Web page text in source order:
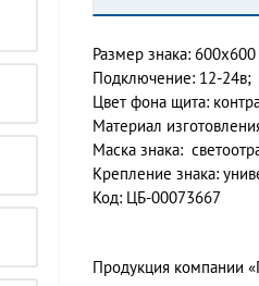
Размер знака:
Подключение: 12-24в;
Цвет фона щита:
Материал
Маска знака:
Крепление знака:
Код: ЦБ-00073667
Продукция компании